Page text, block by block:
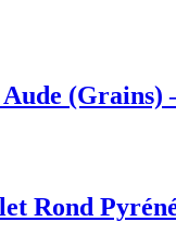
(Grains)
Rond